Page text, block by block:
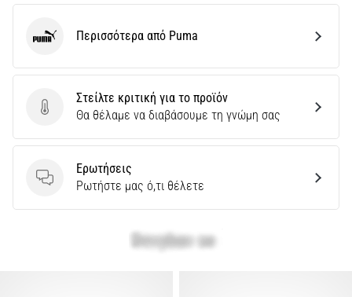
Στείλτε κριτική για το προϊόν
Στείλτε κριτική για το προϊόν
Θα θέλαμε να διαβάσουμε τη γνώμη σας
Ερωτήσεις
Ερωτήσεις
Ρωτήστε μας ό,τι θέλετε
Puma Περισσότερα από Puma